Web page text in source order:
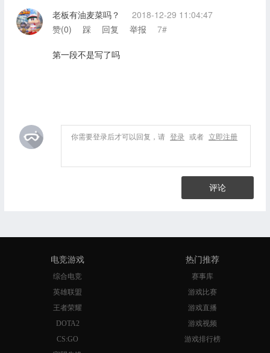
老板有油麦菜吗？
2018-12-29 11:04:47
赞(0) 踩 回复 举报 7#
第一段不是写了吗
你需要登录后才可以回复，请 登录 或者 立即注册
评论
电竞游戏
综合电竞
英雄联盟
王者荣耀
DOTA2
CS:GO
热门推荐
赛事库
游戏比赛
游戏直播
游戏视频
游戏排行榜